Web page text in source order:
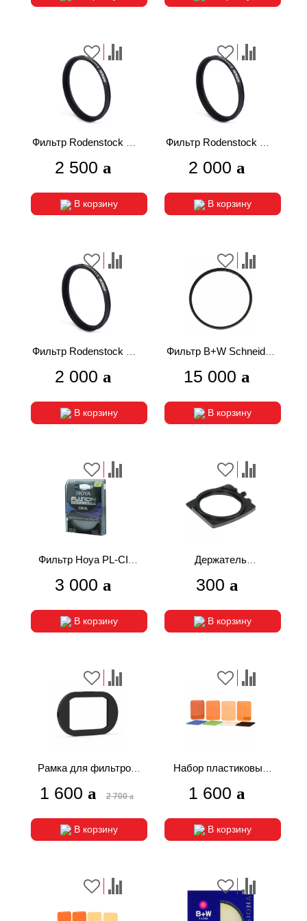
Фильтр Rodenstock HR
2 500
В корзину
Фильтр Rodenstock HR
2 000
В корзину
Фильтр Rodenstock HR
2 000
В корзину
Фильтр B+W Schneider
122mm
15 000
В корзину
Фильтр Hoya PL-CIR
3 000
В корзину
Держатель
фильтров Nikon AF-3
300
В корзину
Рамка для фильтров
1 600 2 700
В корзину
Набор пластиковых
Standard Gels
1 600
В корзину